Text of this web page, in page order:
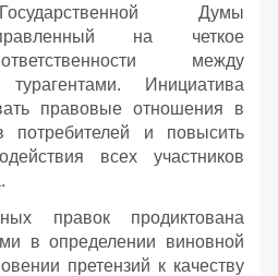
Думы
на четкое
между
Инициатива
правовые отношения в
и повысить
всех участников
правок продиктована
в определении виновной
претензий к качеству